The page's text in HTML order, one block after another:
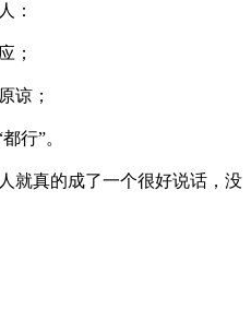
：
；
谅；
行”。
就真的成了一个很好说话，没